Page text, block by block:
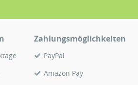
Zahlungsmöglichkeiten
PayPal
Amazon Pay